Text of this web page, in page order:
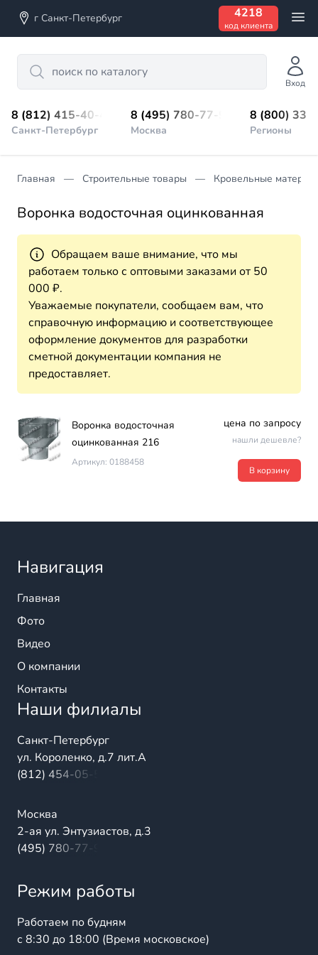
г Санкт-Петербург 4218
код клиента
Search
Вход
8 (812) 415-40-45
Санкт-Петербург
8 (495) 780-77-98
Москва
8 (800)
Регионы
Главная Строительные товары Кровельные
Воронка водосточная оцинкованная
Обращаем ваше внимание, что мы
работаем только с оптовыми заказами от 50
000 ₽.
Уважаемые покупатели, сообщаем вам, что
справочную информацию и соответствующее
оформление документов для разработки
сметной документации компания не
предоставляет.
Воронка водосточная
оцинкованная 216
Артикул: 0188458
цена по запросу
нашли дешевле?
В корзину
Навигация
Главная
Фото
Видео
О компании
Контакты
Наши филиалы
Санкт-Петербург
ул. Короленко, д.7 лит.А
(812) 454-05-54
Москва
2-ая ул. Энтузиастов, д.3
(495) 780-77-98
Режим работы
Работаем по будням
с 8:30 до 18:00 (Время московское)